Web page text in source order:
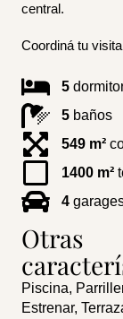
central.
Coordiná tu visita
5
5 baños
549 m²
1400 m²
4
Otras
Piscina,
Estrenar,